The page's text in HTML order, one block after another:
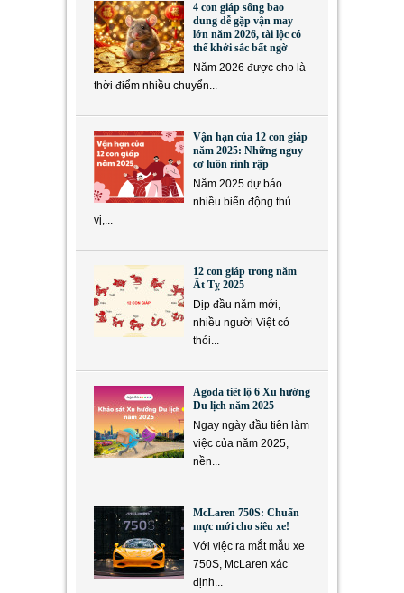
4 con giáp sống bao
dung dễ gặp vận may
lớn năm 2026, tài lộc có
thể khởi sắc bất ngờ
Năm 2026 được cho là
thời điểm nhiều chuyển...
Vận hạn của 12 con giáp
năm 2025: Những nguy
cơ luôn rình rập
Năm 2025 dự báo
nhiều biến động thú
vị,...
12 con giáp trong năm
Ất Tỵ 2025
Dịp đầu năm mới,
nhiều người Việt có
thói...
Agoda tiết lộ 6 Xu hướng
Du lịch năm 2025
Ngay ngày đầu tiên làm
việc của năm 2025,
nền...
McLaren 750S: Chuẩn
mực mới cho siêu xe!
Với việc ra mắt mẫu xe
750S, McLaren xác
định...